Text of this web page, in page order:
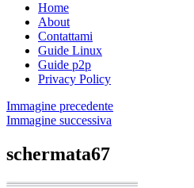
Home
About
Contattami
Guide Linux
Guide p2p
Privacy Policy
Immagine precedente
Immagine successiva
schermata67